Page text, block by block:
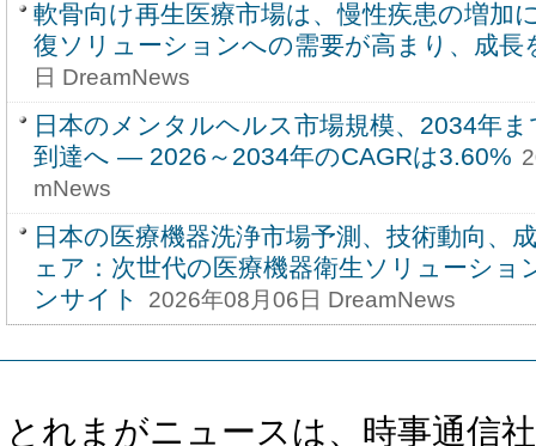
軟骨向け再生医療市場は、慢性疾患の増加
復ソリューションへの需要が高まり、成長
日 DreamNews
日本のメンタルヘルス市場規模、2034年
到達へ ― 2026～2034年のCAGRは3.60%
mNews
日本の医療機器洗浄市場予測、技術動向、
ェア：次世代の医療機器衛生ソリューショ
ンサイト
2026年08月06日 DreamNews
とれまがニュースは、時事通信